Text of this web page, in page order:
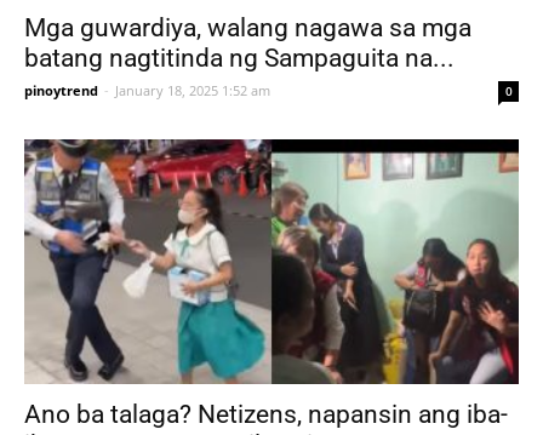
Mga guwardiya, walang nagawa sa mga
batang nagtitinda ng Sampaguita na...
pinoytrend - January 18, 2025 1:52 am 0
Ano ba talaga? Netizens, napansin ang iba-